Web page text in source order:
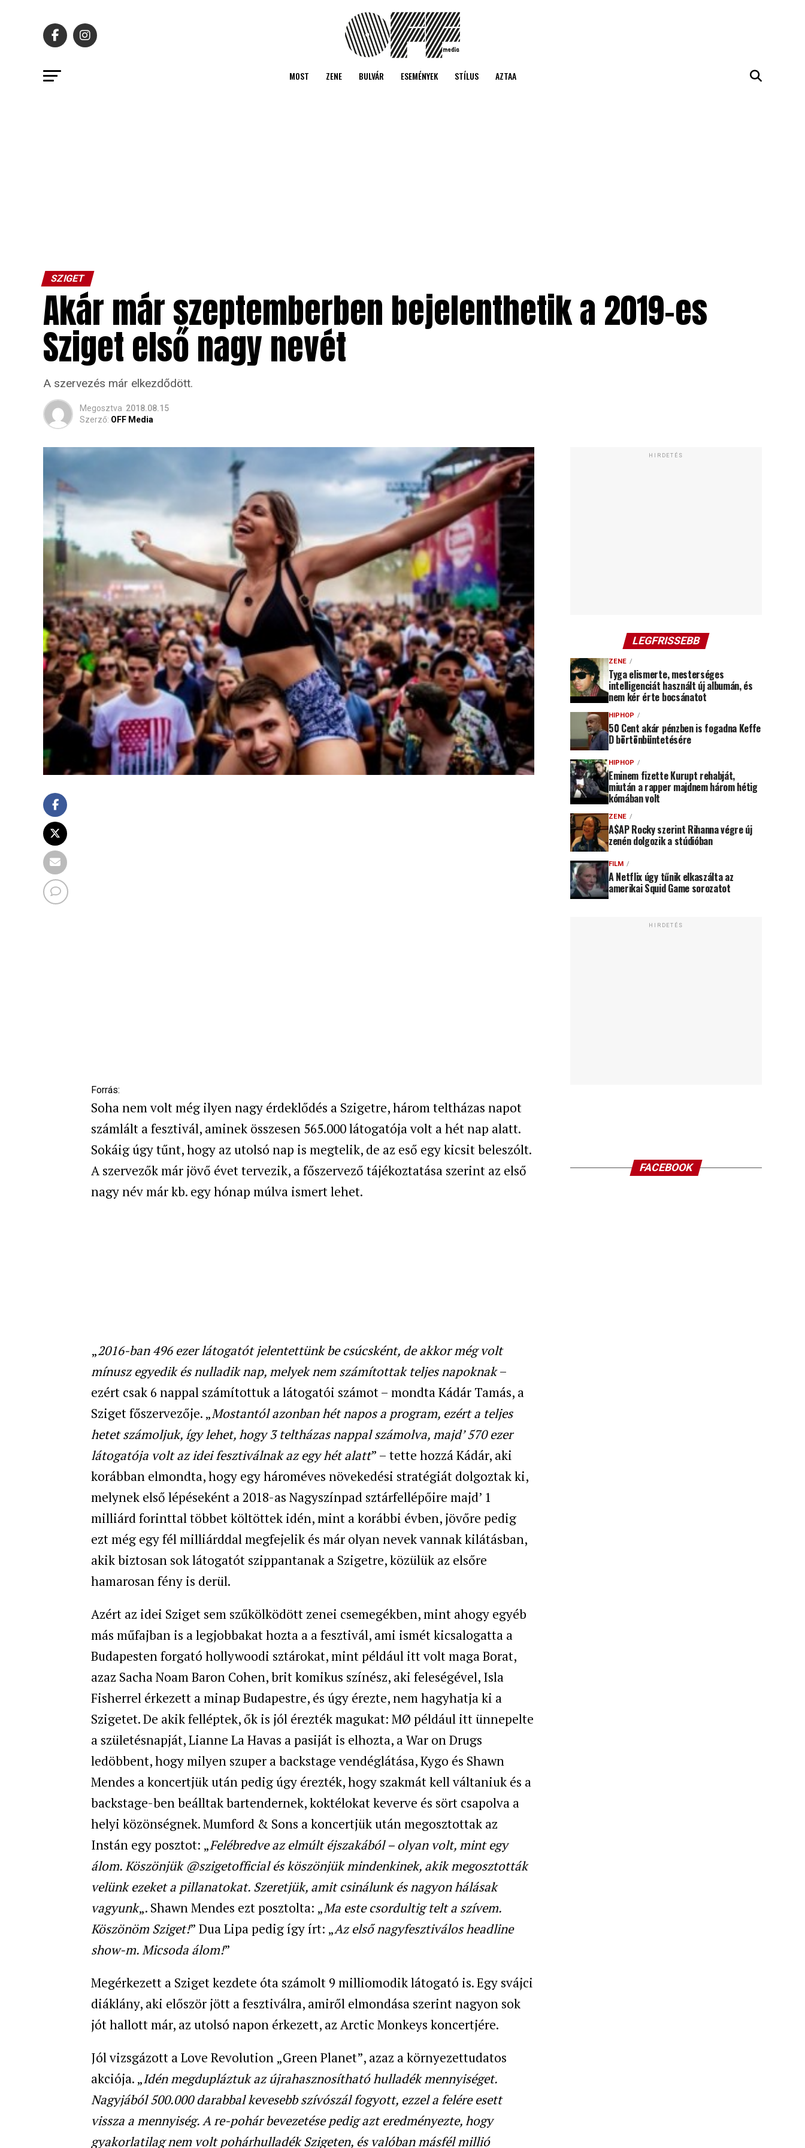
MOST ZENE BULVÁR ESEMÉNYEK STÍLUS AZTAA
SZIGET
Akár már szeptemberben bejelenthetik a 2019-es
Sziget első nagy nevét
A szervezés már elkezdődött.
Megosztva 2018.08.15
Szerző: OFF Media
Forrás:
Soha nem volt még ilyen nagy érdeklődés a Szigetre, három teltházas napot
számlált a fesztivál, aminek összesen 565.000 látogatója volt a hét nap alatt.
Sokáig úgy tűnt, hogy az utolsó nap is megtelik, de az eső egy kicsit beleszólt.
A szervezők már jövő évet tervezik, a főszervező tájékoztatása szerint az első
nagy név már kb. egy hónap múlva ismert lehet.
„2016-ban 496 ezer látogatót jelentettünk be csúcsként, de akkor még volt
mínusz egyedik és nulladik nap, melyek nem számítottak teljes napoknak–
ezért csak 6 nappal számítottuk a látogatói számot – mondta Kádár Tamás, a
Sziget főszervezője. „Mostantól azonban hét napos a program, ezért a teljes
hetet számoljuk, így lehet, hogy 3 teltházas nappal számolva, majd’ 570 ezer
látogatója volt az idei fesztiválnak az egy hét alatt” – tette hozzá Kádár, aki
korábban elmondta, hogy egy hároméves növekedési stratégiát dolgoztak ki,
melynek első lépéseként a 2018-as Nagyszínpad sztárfellépőire majd’ 1
milliárd forinttal többet költöttek idén, mint a korábbi évben, jövőre pedig
ezt még egy fél milliárddal megfejelik és már olyan nevek vannak kilátásban,
akik biztosan sok látogatót szippantanak a Szigetre, közülük az elsőre
hamarosan fény is derül.
Azért az idei Sziget sem szűkölködött zenei csemegékben, mint ahogy egyéb
más műfajban is a legjobbakat hozta a a fesztivál, ami ismét kicsalogatta a
Budapesten forgató hollywoodi sztárokat, mint például itt volt maga Borat,
azaz Sacha Noam Baron Cohen, brit komikus színész, aki feleségével, Isla
Fisherrel érkezett a minap Budapestre, és úgy érezte, nem hagyhatja ki a
Szigetet. De akik felléptek, ők is jól érezték magukat: MØ például itt ünnepelte
a születésnapját, Lianne La Havas a pasiját is elhozta, a War on Drugs
ledöbbent, hogy milyen szuper a backstage vendéglátása, Kygo és Shawn
Mendes a koncertjük után pedig úgy érezték, hogy szakmát kell váltaniuk és a
backstage-ben beálltak bartendernek, koktélokat keverve és sört csapolva a
helyi közönségnek. Mumford & Sons a koncertjük után megosztottak az
Instán egy posztot: „Felébredve az elmúlt éjszakából – olyan volt, mint egy
álom. Köszönjük @szigetofficial és köszönjük mindenkinek, akik megosztották
velünk ezeket a pillanatokat. Szeretjük, amit csinálunk és nagyon hálásak
vagyunk„. Shawn Mendes ezt posztolta: „Ma este csordultig telt a szívem.
Köszönöm Sziget!” Dua Lipa pedig így írt: „Az első nagyfesztiválos headline
show-m. Micsoda álom!”
Megérkezett a Sziget kezdete óta számolt 9 milliomodik látogató is. Egy svájci
diáklány, aki először jött a fesztiválra, amiről elmondása szerint nagyon sok
jót hallott már, az utolsó napon érkezett, az Arctic Monkeys koncertjére.
Jól vizsgázott a Love Revolution „Green Planet”, azaz a környezettudatos
akciója. „Idén megdupláztuk az újrahasznosítható hulladék mennyiséget.
Nagyjából 500.000 darabbal kevesebb szívószál fogyott, ezzel a felére esett
vissza a mennyiség. A re-pohár bevezetése pedig azt eredményezte, hogy
gyakorlatilag nem volt pohárhulladék Szigeten, és valóban másfél millió
HIRDETÉS
LEGFRISSEBB
ZENE
Tyga elismerte, mesterséges
intelligenciát használt új albumán, és
nem kér érte bocsánatot
HIPHOP
50 Cent akár pénzben is fogadna Keffe
D börtönbüntetésére
HIPHOP
Eminem fizette Kurupt rehabját,
miután a rapper majdnem három hétig
kómában volt
ZENE
A$AP Rocky szerint Rihanna végre új
zenén dolgozik a stúdióban
FILM
A Netflix úgy tűnik elkaszálta az
amerikai Squid Game sorozatot
HIRDETÉS
FACEBOOK